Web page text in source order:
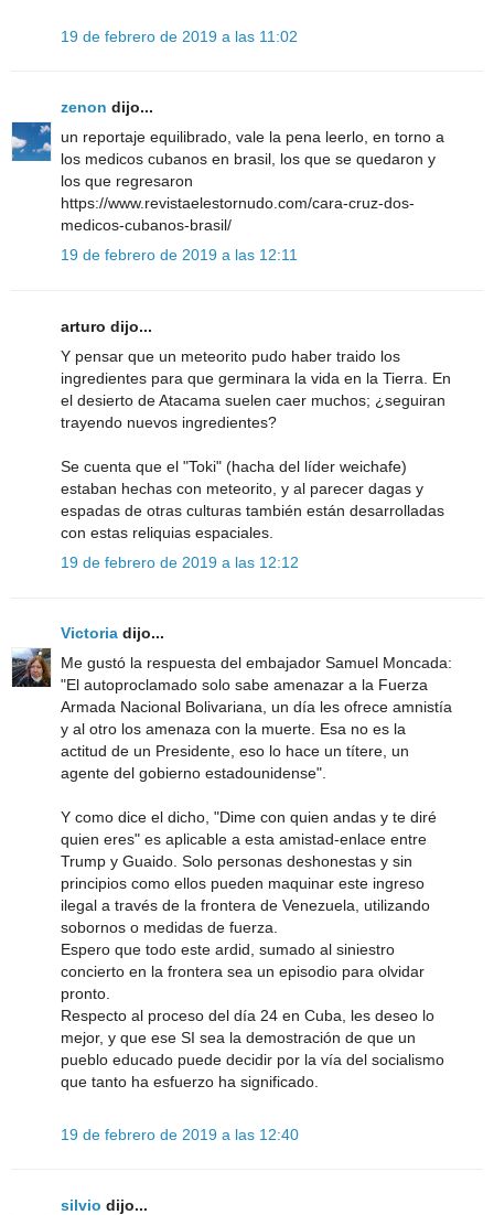
19 de febrero de 2019 a las 11:02
zenon dijo...
un reportaje equilibrado, vale la pena leerlo, en torno a
los medicos cubanos en brasil, los que se quedaron y
los que regresaron
https://www.revistaelestornudo.com/cara-cruz-dos-
medicos-cubanos-brasil/
19 de febrero de 2019 a las 12:11
arturo dijo...
Y pensar que un meteorito pudo haber traido los
ingredientes para que germinara la vida en la Tierra. En
el desierto de Atacama suelen caer muchos; ¿seguiran
trayendo nuevos ingredientes?
Se cuenta que el "Toki" (hacha del líder weichafe)
estaban hechas con meteorito, y al parecer dagas y
espadas de otras culturas también están desarrolladas
con estas reliquias espaciales.
19 de febrero de 2019 a las 12:12
Victoria dijo...
Me gustó la respuesta del embajador Samuel Moncada:
"El autoproclamado solo sabe amenazar a la Fuerza
Armada Nacional Bolivariana, un día les ofrece amnistía
y al otro los amenaza con la muerte. Esa no es la
actitud de un Presidente, eso lo hace un títere, un
agente del gobierno estadounidense".
Y como dice el dicho, "Dime con quien andas y te diré
quien eres" es aplicable a esta amistad-enlace entre
Trump y Guaido. Solo personas deshonestas y sin
principios como ellos pueden maquinar este ingreso
ilegal a través de la frontera de Venezuela, utilizando
sobornos o medidas de fuerza.
Espero que todo este ardid, sumado al siniestro
concierto en la frontera sea un episodio para olvidar
pronto.
Respecto al proceso del día 24 en Cuba, les deseo lo
mejor, y que ese SI sea la demostración de que un
pueblo educado puede decidir por la vía del socialismo
que tanto ha esfuerzo ha significado.
19 de febrero de 2019 a las 12:40
silvio dijo...